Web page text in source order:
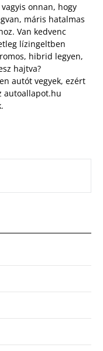
onnan, hogy
máris hatalmas
Van kedvenc
lízingeltben
hibrid legyen,
hajtva?
autót vegyek, ezért
autoallapot.hu